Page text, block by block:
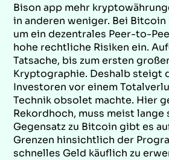
Bison app mehr
in anderen weniger. Bei
um ein dezentrales Peer-to-
hohe rechtliche Risiken ein.
Tatsache, bis zum ersten
Kryptographie. Deshalb steigt
Investoren vor einem
Technik obsolet machte. Hier
Rekordhoch, muss meist lange
Gegensatz zu Bitcoin gibt es
Grenzen hinsichtlich der
schnelles Geld käuflich zu